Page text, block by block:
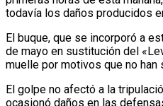
todavía los daños producidos
El buque, que se incorporó a
de mayo en sustitución del
muelle por motivos que no
El golpe no afectó a la
ocasionó daños en las